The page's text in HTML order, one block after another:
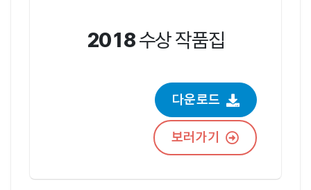
2018수상 작품집
다운로드
보러가기